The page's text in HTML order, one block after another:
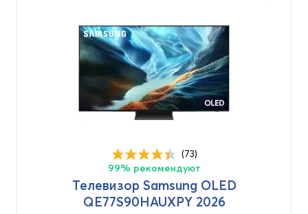
(73)
99% рекомендуют
Телевизор Samsung OLED
QE77S90HAUXPY 2026